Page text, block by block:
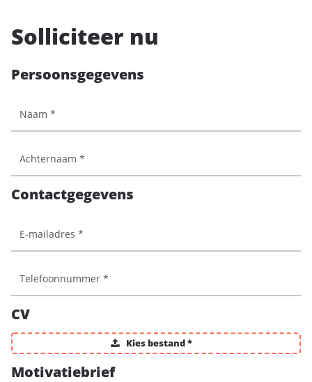
Solliciteer nu
Persoonsgegevens
Contactgegevens
CV
Kies bestand *
Motivatiebrief